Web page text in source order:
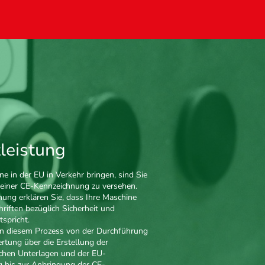
in der EU in Verkehr bringen, sind Sie
CE-Kennzeichnung zu versehen.
erklären Sie, dass Ihre Maschine
bezüglich Sicherheit und
diesem Prozess von der Durchführung
über die Erstellung der
Unterlagen und der EU-